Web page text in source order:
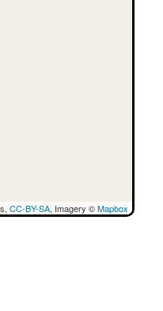
CC-BY-SA, Imagery ©Mapbox